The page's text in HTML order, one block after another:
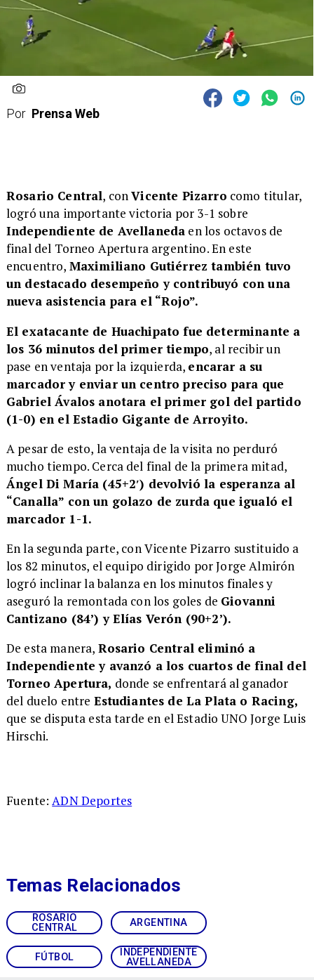
Por Prensa Web
Rosario Central, conVicente Pizarro como titular,
logró una importante victoria por 3-1 sobre
Independiente de Avellaneda en los octavos de
final del Torneo Apertura argentino. En este
encuentro, Maximiliano Gutiérrez también tuvo
un destacado desempeño y contribuyó con una
nueva asistencia para el “Rojo”.
El exatacante de Huachipato fue determinante a
los 36 minutos del primer tiempo, al recibir un
pase en ventaja por la izquierda, encarar a su
marcador y enviar un centro preciso para que
Gabriel Ávalos anotara el primer gol del partido
(1-0) en el Estadio Gigante de Arroyito.
A pesar de esto, la ventaja de la visita no perduró
mucho tiempo. Cerca del final de la primera mitad,
Ángel Di María (45+2′) devolvió la esperanza al
“Canalla” con un golazo de zurda que igualó el
marcador 1-1.
En la segunda parte, con Vicente Pizarro sustituido a
los 82 minutos, el equipo dirigido por Jorge Almirón
logró inclinar la balanza en los minutos finales y
aseguró la remontada con los goles de Giovanni
Cantizano (84’) y Elías Verón (90+2’).
De esta manera, Rosario Central eliminó a
Independiente y avanzó a los cuartos de final del
Torneo Apertura, donde se enfrentará al ganador
del duelo entre Estudiantes de La Plata o Racing,
que se disputa esta tarde en el Estadio UNO Jorge Luis
Hirschi.
Fuente:ADN Deportes
ROSARIO
CENTRAL
ARGENTINA
FÚTBOL
INDEPENDIENTE
AVELLANEDA
Temas Relacionados